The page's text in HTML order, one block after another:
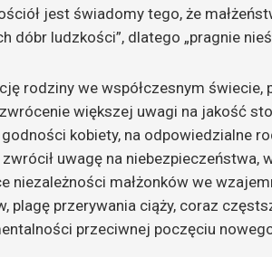
jest świadomy tego, że
dóbr ludzkości”, dlatego „pragnie
rodziny we współczesnym świecie,
większej uwagi na jakość
kobiety, na odpowiedzialne
uwagę na niebezpieczeństwa,
niezależności małżonków we
plagę przerywania ciąży, coraz
przeciwnej poczęciu nowego